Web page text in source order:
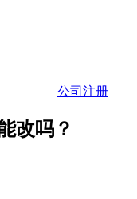
公司注册
改吗？